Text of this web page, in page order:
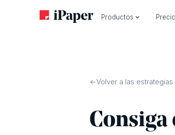
Productos
Volver a las estrategias
Consiga